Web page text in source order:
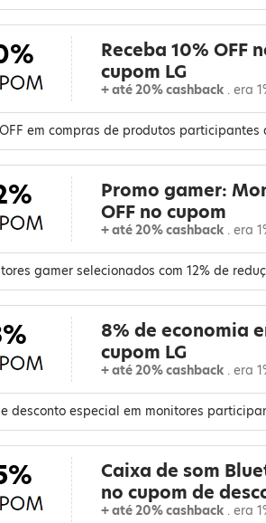
Receba 10% OFF
cupom LG
+ até 20% cashback . era
em compras de produtos
Promo gamer:
OFF no cupom
+ até 20% cashback . era
gamer selecionados com 12% de
8% de economia
cupom LG
+ até 20% cashback . era
desconto especial em monitores
Caixa de som
no cupom de
+ até 20% cashback . era